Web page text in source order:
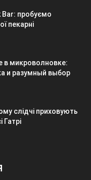
Bar: пробуємо
пекарні
в микроволновке:
и разумный выбор
слідчі приховують
Гатрі